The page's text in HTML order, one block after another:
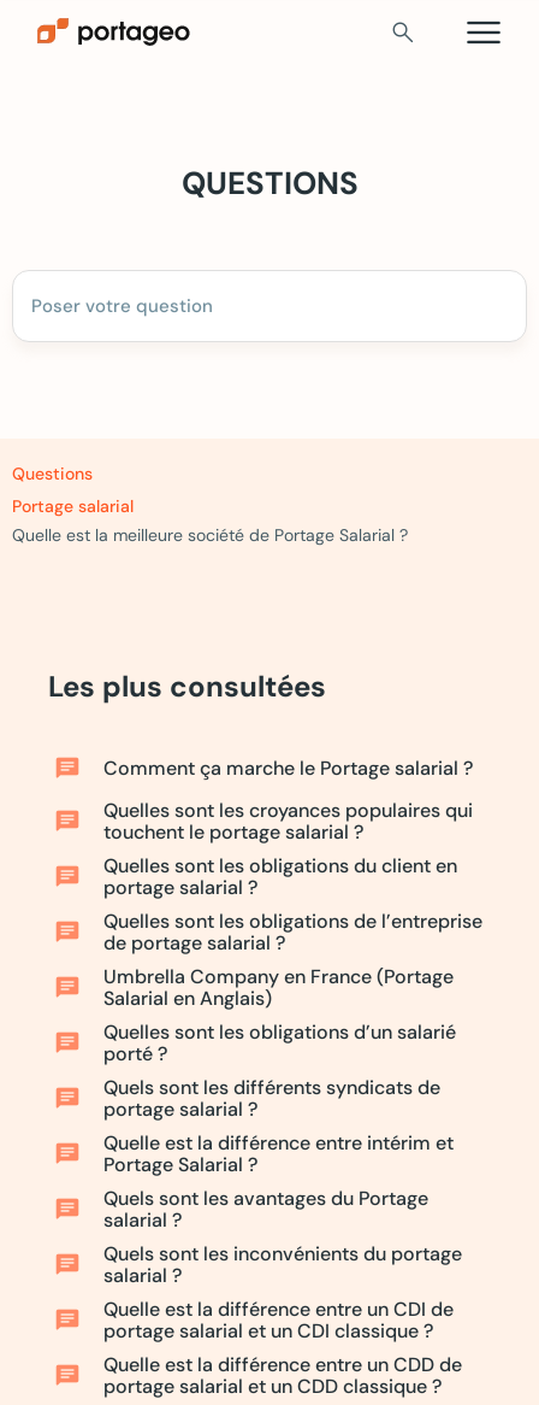
search menu
QUESTIONS
Questions
Portage salarial
Quelle est la meilleure société de Portage Salarial ?
Les plus consultées
chat Comment ça marche le Portage salarial ?
chat
Quelles sont les croyances populaires qui
touchent le portage salarial ?
chat
Quelles sont les obligations du client en
portage salarial ?
chat
Quelles sont les obligations de l’entreprise
de portage salarial ?
chat
Umbrella Company en France (Portage
Salarial en Anglais)
chat
Quelles sont les obligations d’un salarié
porté ?
chat
Quels sont les différents syndicats de
portage salarial ?
chat
Quelle est la différence entre intérim et
Portage Salarial ?
chat
Quels sont les avantages du Portage
salarial ?
chat
Quels sont les inconvénients du portage
salarial ?
chat
Quelle est la différence entre un CDI de
portage salarial et un CDI classique ?
chat
Quelle est la différence entre un CDD de
portage salarial et un CDD classique ?